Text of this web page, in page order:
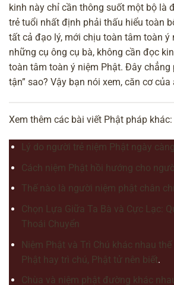
kinh này chỉ cần thông suốt một bộ là
trẻ tuổi nhất định phải thấu hiểu toàn
tất cả đạo lý, mới chịu toàn tâm toàn ý
những cụ ông cụ bà, không cần đọc
toàn tâm toàn ý niệm Phật. Đây chẳng
tận” sao? Vậy bạn nói xem, căn cơ của
Xem thêm các bài viết Phật pháp khác:
Lý do người trẻ niệm Phật ngày
Cách niệm Phật hồi hướng cho
Thế nào là người niệm phật chân
Chọn Lựa Giữa Ta Bà và Cực Lạc:
Thoái Chuyển
Niệm Phật và Trì Chú khác nhau
Phật hay trì chú, Phật tử nên biết.
Chùa và niệm phật đường khác